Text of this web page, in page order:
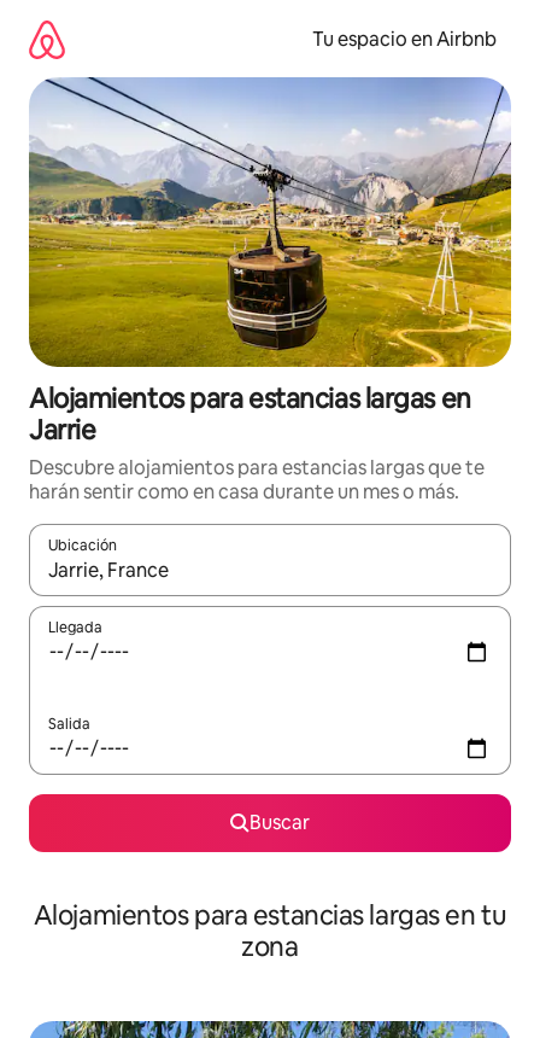
contenido
Tu espacio en Airbnb
Alojamientos para estancias largas en
Jarrie
Descubre alojamientos para estancias largas que te
harán sentir como en casa durante un mes o más.
Ubicación
Cuando los resultados estén disponibles, podrás navegar
Llegada
Salida
Buscar
Alojamientos para estancias largas en tu
zona